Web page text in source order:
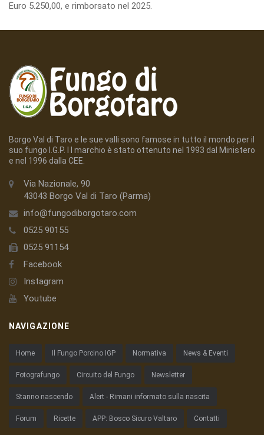
Euro 5.250,00, e rimborsato nel 2025.
Borgo Val di Taro e le sue valli sono famose in tutto il mondo per il
suo fungo I.G.P. I l marchio è stato ottenuto nel 1993 dal Ministero
e nel 1996 dalla CEE.
Via Nazionale, 90
43043 Borgo Val di Taro (Parma)
info@fungodiborgotaro.com
0525 90155
0525 91154
Facebook
Instagram
Youtube
NAVIGAZIONE
Home Il Fungo Porcino IGP Normativa News & Eventi
Fotografungo Circuito del Fungo Newsletter
Stanno nascendo Alert - Rimani informato sulla nascita
Forum Ricette APP: Bosco Sicuro Valtaro Contatti